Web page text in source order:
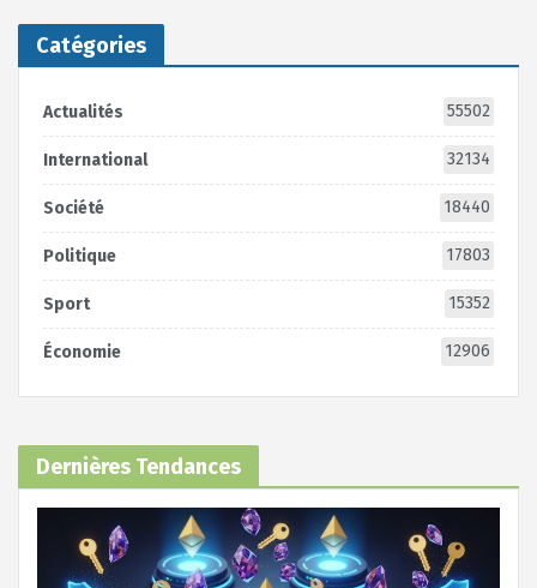
Catégories
Actualités 55502
International 32134
Société 18440
Politique 17803
Sport 15352
Économie 12906
Dernières Tendances